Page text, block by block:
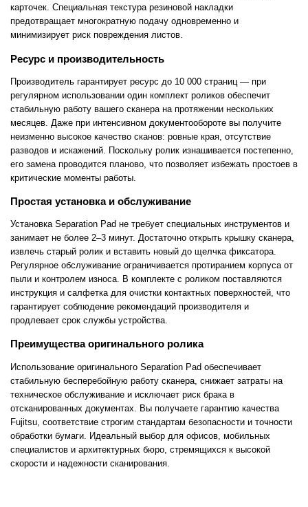
карточек. Специальная текстура резиновой накладки
предотвращает многократную подачу одновременно и
минимизирует риск повреждения листов.
Ресурс и производительность
Производитель гарантирует ресурс до 10 000 страниц — при
регулярном использовании один комплект роликов обеспечит
стабильную работу вашего сканера на протяжении нескольких
месяцев. Даже при интенсивном документообороте вы получите
неизменно высокое качество сканов: ровные края, отсутствие
разводов и искажений. Поскольку ролик изнашивается постепенно,
его замена проводится планово, что позволяет избежать простоев в
критические моменты работы.
Простая установка и обслуживание
Установка Separation Pad не требует специальных инструментов и
занимает не более 2–3 минут. Достаточно открыть крышку сканера,
извлечь старый ролик и вставить новый до щелчка фиксатора.
Регулярное обслуживание ограничивается протиранием корпуса от
пыли и контролем износа. В комплекте с роликом поставляются
инструкция и салфетка для очистки контактных поверхностей, что
гарантирует соблюдение рекомендаций производителя и
продлевает срок службы устройства.
Преимущества оригинального ролика
Использование оригинального Separation Pad обеспечивает
стабильную бесперебойную работу сканера, снижает затраты на
техническое обслуживание и исключает риск брака в
отсканированных документах. Вы получаете гарантию качества
Fujitsu, соответствие строгим стандартам безопасности и точности
обработки бумаги. Идеальный выбор для офисов, мобильных
специалистов и архитектурных бюро, стремящихся к высокой
скорости и надежности сканирования.